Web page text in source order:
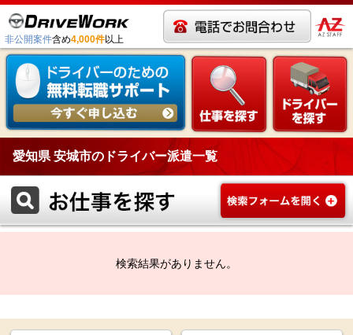
非公開案件含め4,000件以上
愛知県 安城市のドライバー派遣一覧
検索結果がありません。